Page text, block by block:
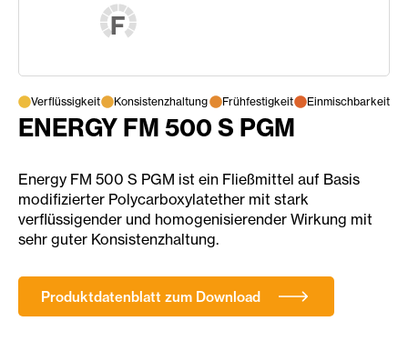
F
Verflüssigkeit Konsistenzhaltung Frühfestigkeit Einmischbarkeit
ENERGY FM 500 S PGM
Energy FM 500 S PGM ist ein Fließmittel auf Basis
modifizierter Polycarboxylatether mit stark
verflüssigender und homogenisierender Wirkung mit
sehr guter Konsistenzhaltung.
Produktdatenblatt zum Download